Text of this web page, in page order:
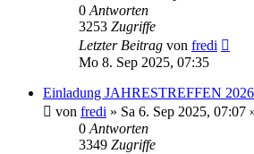
0 Antworten
3253 Zugriffe
Letzter Beitrag von fredi
Mo 8. Sep 2025, 07:35
Einladung JAHRESTREFFEN
von fredi » Sa 6. Sep 2025, 07:07
0 Antworten
3349 Zugriffe